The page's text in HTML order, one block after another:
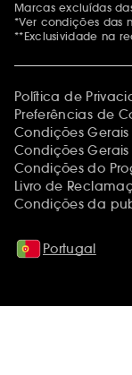
Menções
Marcas excluídas
*Ver condições das
**Exclusividade na
Política de
Preferências de
Condições
Condições
Condições do
Livro de
Condições da
Portugal